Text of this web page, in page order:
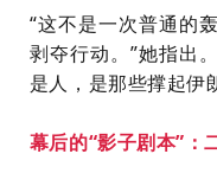
“这不是一次普通的
剥夺行动。”她指出
是人，是那些撑起伊
幕后的“影子剧本”：